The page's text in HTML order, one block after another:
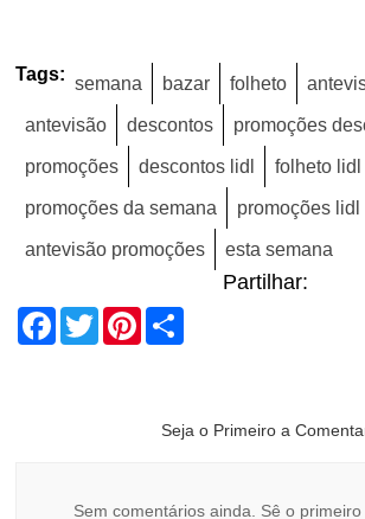
Tags: semana bazar folheto
antevisão descontos promoções
promoções descontos lidl folheto lidl
promoções da semana promoções lidl
antevisão promoções esta semana
Partilhar:
Facebook
TwitterPinterest
Seja o Primeiro a
Sem comentários ainda. Sê o